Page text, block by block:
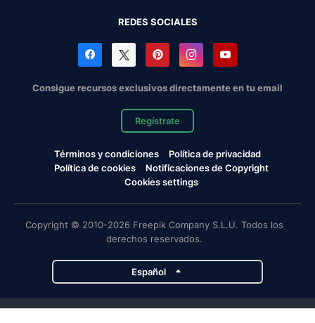
REDES SOCIALES
Consigue recursos exclusivos directamente en tu email
Regístrate
Términos y condiciones
Política de privacidad
Política de cookies
Notificaciones de Copyright
Cookies settings
Copyright © 2010-2026 Freepik Company S.L.U. Todos los
derechos reservados.
Español